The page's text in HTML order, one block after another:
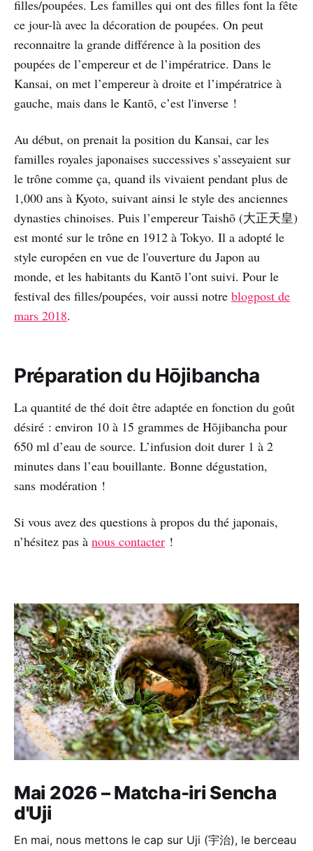
filles/poupées. Les familles qui ont des filles font la fête
ce jour-là avec la décoration de poupées. On peut
reconnaitre la grande différence à la position des
poupées de l’empereur et de l’impératrice. Dans le
Kansai, on met l’empereur à droite et l’impératrice à
gauche, mais dans le Kantō, c’est l'inverse !
Au début, on prenait la position du Kansai, car les
familles royales japonaises successives s’asseyaient sur
le trône comme ça, quand ils vivaient pendant plus de
1,000 ans à Kyoto, suivant ainsi le style des anciennes
dynasties chinoises. Puis l’empereur Taishō (大正天皇)
est monté sur le trône en 1912 à Tokyo. Il a adopté le
style européen en vue de l'ouverture du Japon au
monde, et les habitants du Kantō l’ont suivi. Pour le
festival des filles/poupées, voir aussi notre blogpost de
mars 2018.
Préparation du Hōjibancha
La quantité de thé doit être adaptée en fonction du goût
désiré : environ 10 à 15 grammes de Hōjibancha pour
650 ml d’eau de source. L’infusion doit durer 1 à 2
minutes dans l’eau bouillante. Bonne dégustation,
sans modération !
Si vous avez des questions à propos du thé japonais,
n’hésitez pas à nous contacter !
Mai 2026 – Matcha-iri Sencha
d'Uji
En mai, nous mettons le cap sur Uji (宇治), le berceau